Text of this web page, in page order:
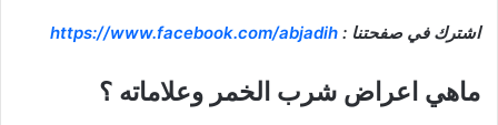
اشترك في صفحتنا : https://www.facebook.com/abjadih
ماهي اعراض شرب الخمر وعلاماته ؟